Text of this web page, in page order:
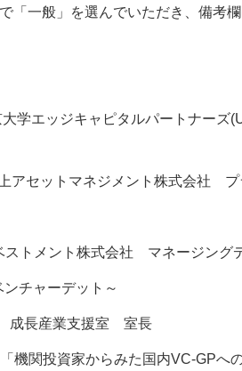
「一般」を選んでいただき、備考
学エッジキャピタルパートナー
アセットマネジメント株式会社 プ
トメント株式会社 マネージング
チャーデット～
成長産業支援室 室長
機関投資家からみた国内VC-GPへ